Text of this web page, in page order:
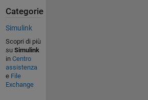
Categorie
Simulink
Scopri di più
su Simulink
in Centro
assistenza
e File
Exchange